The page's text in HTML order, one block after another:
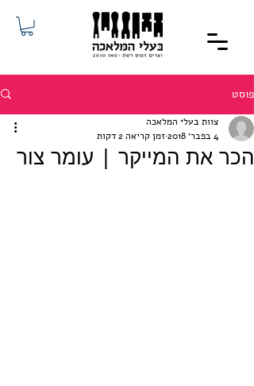
פוסט
הכר את המייקר | עומר צור
צוות בעלי המלאכה
4 בפבר׳ 2018
זמן קריאה 2 דקות